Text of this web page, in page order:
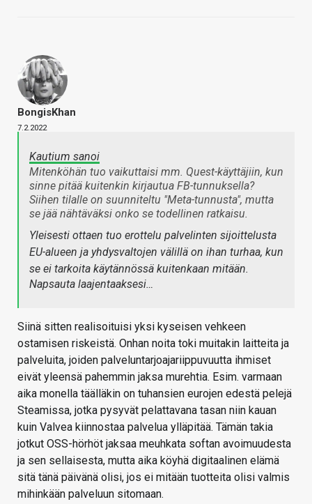
BongisKhan
7.2.2022
Kautium sanoi
Mitenköhän tuo vaikuttaisi mm. Quest-käyttäjiin, kun
sinne pitää kuitenkin kirjautua FB-tunnuksella?
Siihen tilalle on suunniteltu "Meta-tunnusta", mutta
se jää nähtäväksi onko se todellinen ratkaisu.
Yleisesti ottaen tuo erottelu palvelinten sijoittelusta
EU-alueen ja yhdysvaltojen välillä on ihan turhaa, kun
se ei tarkoita käytännössä kuitenkaan mitään.
Napsauta laajentaaksesi…
Siinä sitten realisoituisi yksi kyseisen vehkeen
ostamisen riskeistä. Onhan noita toki muitakin laitteita ja
palveluita, joiden palveluntarjoajariippuvuutta ihmiset
eivät yleensä pahemmin jaksa murehtia. Esim. varmaan
aika monella täälläkin on tuhansien eurojen edestä pelejä
Steamissa, jotka pysyvät pelattavana tasan niin kauan
kuin Valvea kiinnostaa palvelua ylläpitää. Tämän takia
jotkut OSS-hörhöt jaksaa meuhkata softan avoimuudesta
ja sen sellaisesta, mutta aika köyhä digitaalinen elämä
sitä tänä päivänä olisi, jos ei mitään tuotteita olisi valmis
mihinkään palveluun sitomaan.